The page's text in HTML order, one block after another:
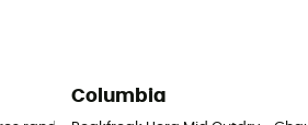
Columbia